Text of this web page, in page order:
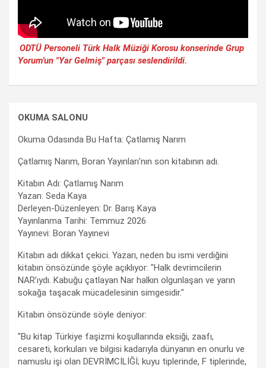
ODTÜ Personeli Türk Halk Müziği Korosu konserinde Grup
Yorum'un "Yar Gelmiş" parçası seslendirildi.
OKUMA SALONU
Okuma Odasında Bu Hafta: Çatlamış Narım
Çatlamış Narım, Boran Yayınları'nın son kitabının adı.
Kitabın Adı: Çatlamış Narım
Yazan: Seda Kaya
Derleyen-Düzenleyen: Dr. Barış Kaya
Yayınlanma Tarihi: Temmuz 2026
Yayınevi: Boran Yayınevi
Kitabın adı dikkat çekici. Yazarı, neden bu ismi verdiğini
kitabın önsözünde şöyle açıklıyor: "Halk devrimcilerin
NAR’ıydı. Kabuğu çatlayan Nar halkın olgunlaşan ve yarın
sokağa taşacak mücadelesinin simgesidir."
Kitabın önsözünde söyle deniyor:
"Bu kitap Türkiye faşizmi koşullarında eksiği, zaafı,
cesareti, korkuları ve bilgisi kadarıyla dünyanın en onurlu ve
namuslu işi olan DEVRİMCİLİĞİ; kuyu tiplerinde, F tiplerinde,